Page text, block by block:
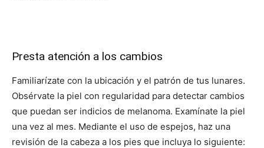
Presta atención a los cambios
Familiarízate con la ubicación y el patrón de tus lunares.
Obsérvate la piel con regularidad para detectar cambios
que puedan ser indicios de melanoma. Examínate la piel
una vez al mes. Mediante el uso de espejos, haz una
revisión de la cabeza a los pies que incluya lo siguiente: